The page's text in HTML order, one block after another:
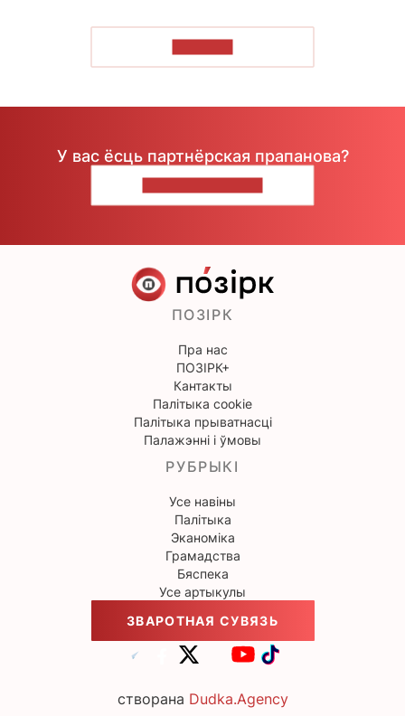
У вас ёсць партнёрская прапанова?
ПОЗІРК
Пра нас
ПОЗІРК+
Кантакты
Палітыка cookie
Палітыка прыватнасці
Палажэнні і ўмовы
РУБРЫКІ
Усе навіны
Палітыка
Эканоміка
Грамадства
Бяспека
Усе артыкулы
ЗВАРОТНАЯ СУВЯЗЬ
створана Dudka.Agency